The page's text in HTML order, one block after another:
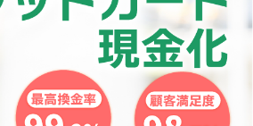
れた場合は詐欺の可能性が高いです
は一切関わりはありません
社で発生した場合は
面的に協力させて頂きます。
ても行動に移すだけでも、犯罪加害者として取り
任を負う事になります。